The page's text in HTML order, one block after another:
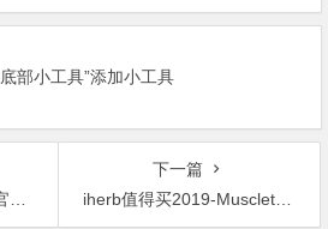
日送
品保健、美妆护肤专区 低至8折
部小工具”添加小工具
下一篇
iherb值得买2019-Muscletech精华系列白金版100%微粉化肌酸 无味（400克）折后$9.25